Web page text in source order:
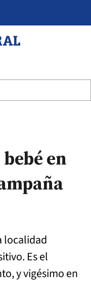
en
localidad
Es el
y vigésimo en